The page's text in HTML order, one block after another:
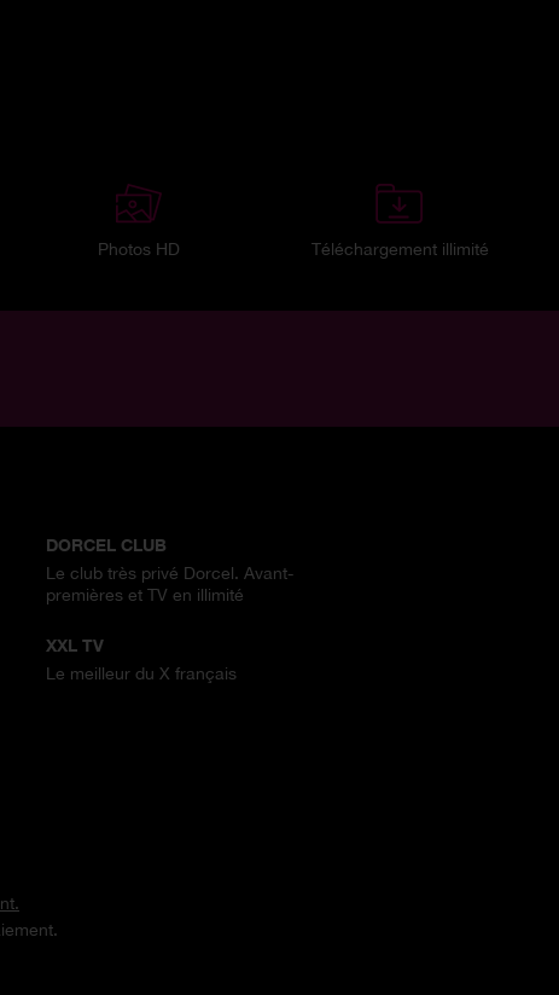
Photos HD Téléchargement illimité
DORCEL CLUB
Le club très privé Dorcel. Avant-
premières et TV en illimité
XXL TV
Le meilleur du X français